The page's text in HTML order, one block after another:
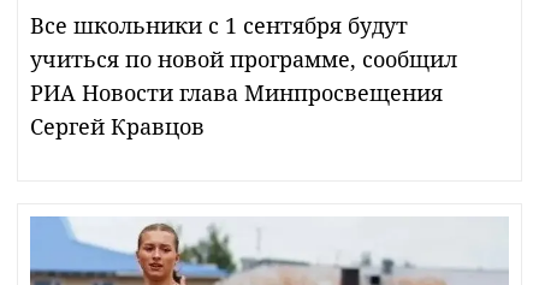
Все школьники с 1 сентября будут
учиться по новой программе, сообщил
РИА Новости глава Минпросвещения
Сергей Кравцов